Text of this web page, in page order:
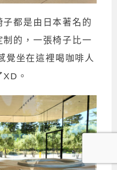
都是由日本著名的
的，一張椅子比一
覺坐在這裡喝咖啡人
。